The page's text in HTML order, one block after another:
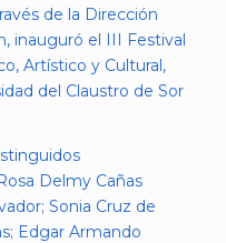
de la Dirección
inauguró el III Festival
Artístico y Cultural,
del Claustro de Sor
Delmy Cañas
Sonia Cruz de
Edgar Armando